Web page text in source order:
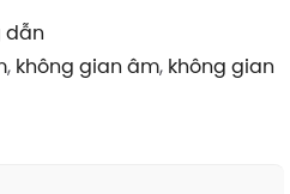
dẫn
, không gian âm, không gian